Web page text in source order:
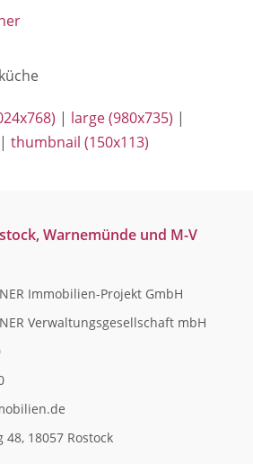
| large (980x735) |
|thumbnail (150x113)
Warnemünde und M-V
Immobilien-Projekt GmbH
Verwaltungsgesellschaft mbH
18057 Rostock